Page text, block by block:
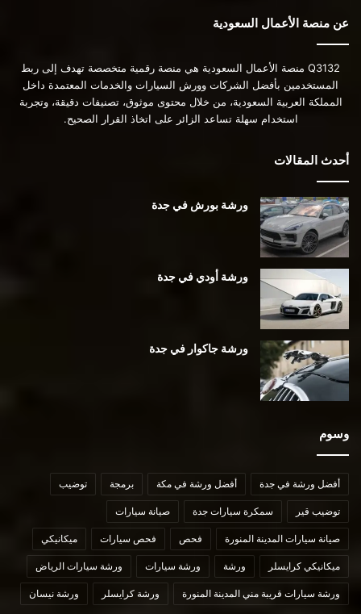
عن منصة الأعمال السعودية
Q3132 منصة الأعمال السعودية هي منصة رقمية متخصصة تهدف إلى ربط
المستخدمين بأفضل الشركات وورش السيارات والخدمات المعتمدة داخل
المملكة العربية السعودية، من خلال محتوى موثوق، تصنيفات دقيقة، وتجربة
استخدام سهلة تساعد الزائر على اتخاذ القرار الصحيح.
أحدث المقالات
ورشة بورش في جدة
ورشة أودي في جدة
ورشة جاكوار في جدة
وسوم
أفضل ورشة في جدة أفضل ورشة في مكة برمجة توضيب
توضيب قير سمكرة سيارات جدة صيانة سيارات
صيانة سيارات المدينة المنورة فحص فحص سيارات ميكانيكي
ميكانيكي كرايسلر ورشة ورشة سيارات ورشة سيارات الرياض
ورشة سيارات قريبة مني المدينة المنورة ورشة كرايسلر ورشة نيسان